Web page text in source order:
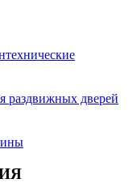
раздвижных дверей